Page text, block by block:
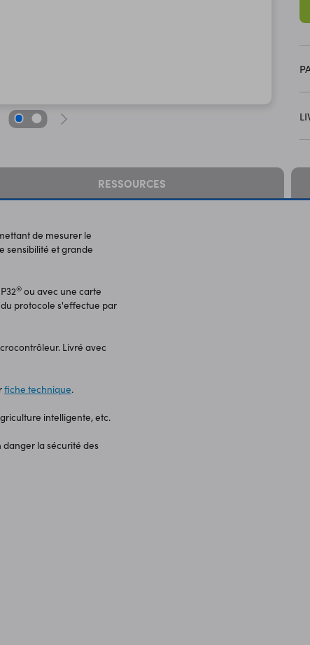
RESSOURCES
de mesurer le
sensibilité et grande
®ou avec une carte
protocole s'effectue par
Livré avec
fiche technique.
intelligente, etc.
la sécurité des